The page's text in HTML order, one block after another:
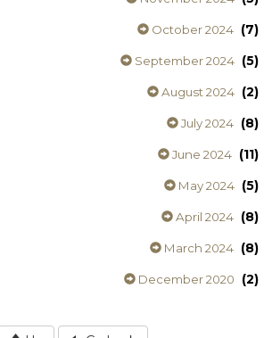
October 2024 (7)
September 2024 (5)
August 2024 (2)
July 2024 (8)
June 2024 (11)
May 2024 (5)
April 2024 (8)
March 2024 (8)
December 2020 (2)